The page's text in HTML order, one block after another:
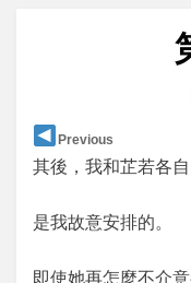
Previous
其後，我和芷若各自
是我故意安排的。
即使她再怎麼不介